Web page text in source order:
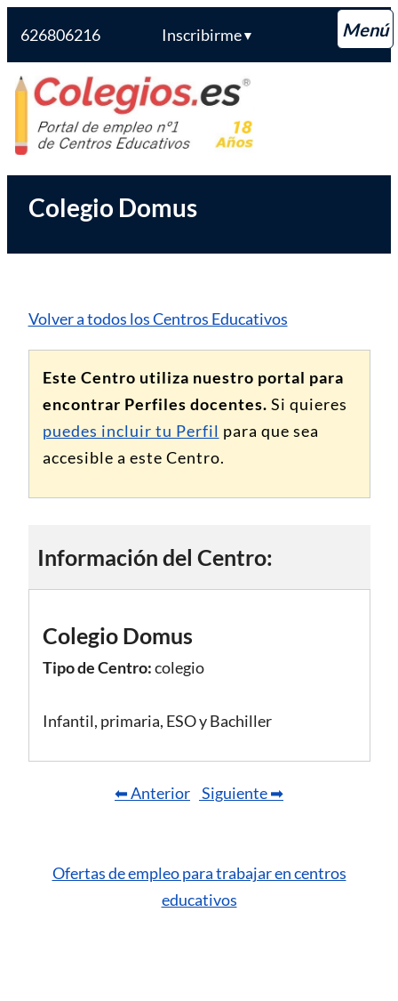
626806216 Inscribirme▼
Saltar
contenido
Colegio Domus
Volver a todos los Centros Educativos
Este Centro utiliza nuestro portal para
encontrar Perfiles docentes. Si quieres
puedes incluir tu Perfil para que sea
accesible a este Centro.
Información del Centro:
Colegio Domus
Tipo de Centro:colegio
Infantil, primaria, ESO y Bachiller
⬅ Anterior Siguiente ➡
Ofertas de empleo para trabajar en centros
educativos